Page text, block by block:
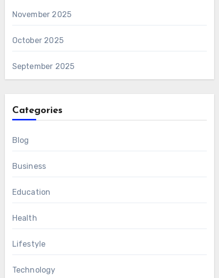
November 2025
October 2025
September 2025
Categories
Blog
Business
Education
Health
Lifestyle
Technology